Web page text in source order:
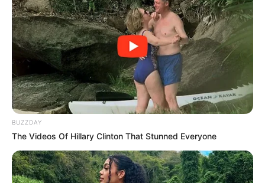
ความเชื่อที่ 8ห้ามแต่งงานในช่วงเดือน 12 เพราะว่าเป็นวัน
ที่สัตว์หาคู่ และยังเป็นช่วงของฤดูที่เกิดฝนตก น้ำป่าไหล
หลาก ซึ่งถ้าแต่งงานในเดือนนี้ เชื่อว่า จะเกิดความลำบาก
ในการเริ่มต้นชีวิตคู่ได้ แต่ปัจจุบันความเชื่อเหล่านี้ค่อยๆ
หายไปแล้ว
ความเชื่อที่ 9เดือนที่ห้ามให้ฤกษ์แต่งงาน ได้แก่
เดือน 3 เดือน 6 ห้ามให้ฤกษ์ ขึ้น หรือ แรม 4 ค่ำ
เดือน 7 เดือน 10 ห้ามให้ฤกษ์ ขึ้น หรือ แรม 8 ค่ำ
BUZZDAY
The Videos Of Hillary Clinton That Stunned Everyone